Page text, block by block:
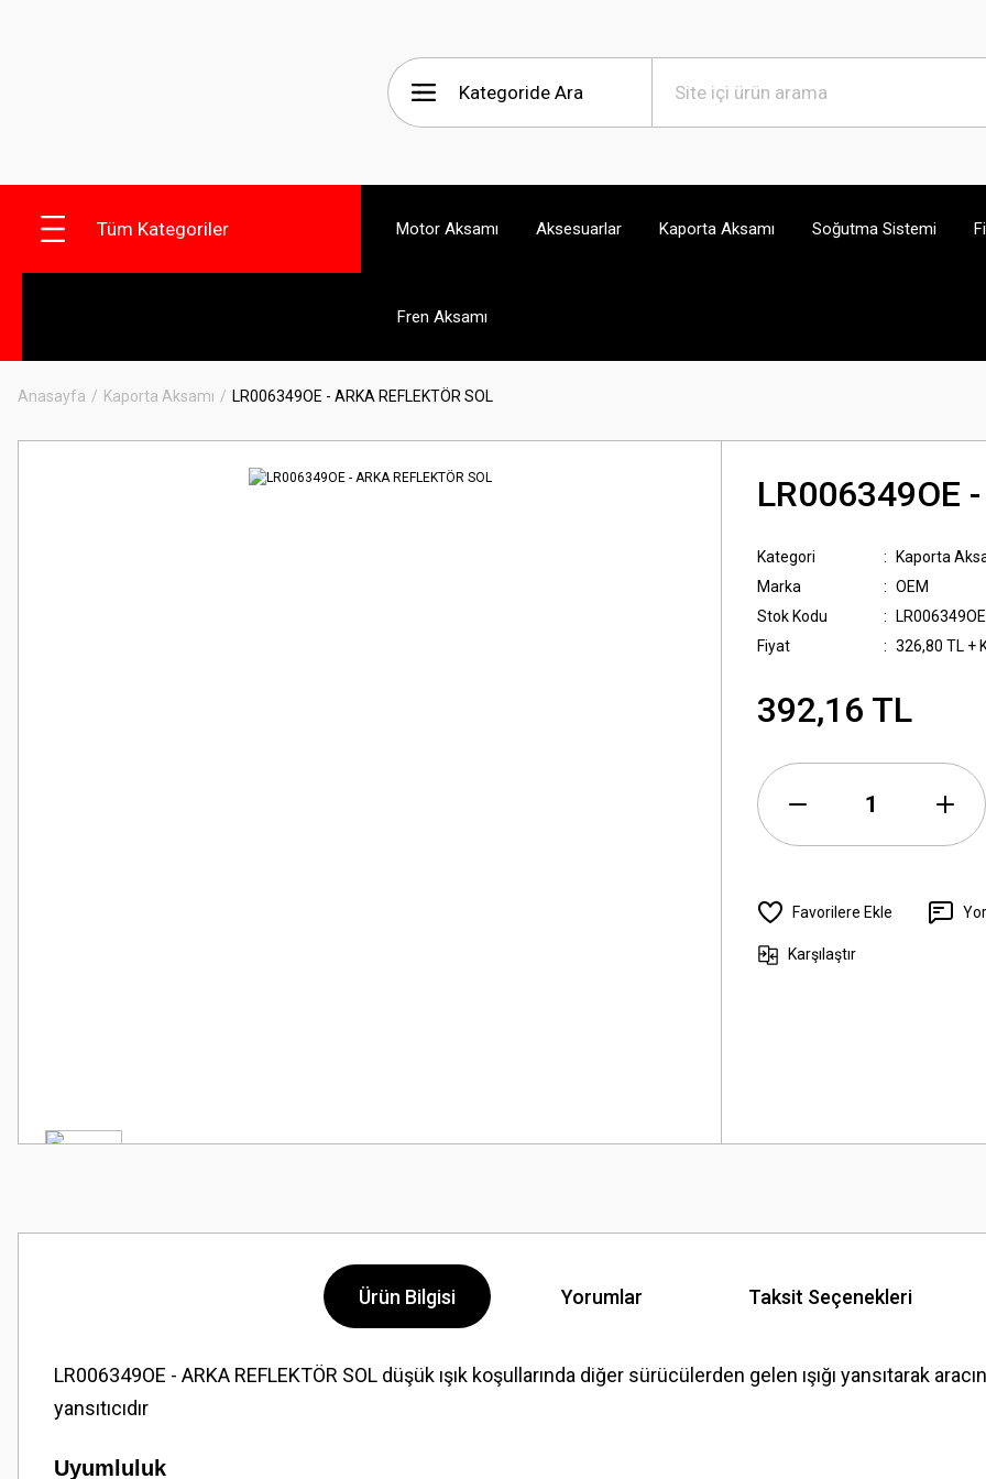
Tüm Kategoriler Motor Aksamı Aksesuarlar Kaporta Aksamı Soğutma Sistemi
Fren Aksamı
Anasayfa Kaporta Aksamı LR006349OE - ARKA REFLEKTÖR SOL
LR006349OE
Kategori
Kaporta
Marka
OEM
Stok Kodu
LR006349OE
Fiyat
326,80 TL +
392,16 TL
Karşılaştır
Ürün Bilgisi Yorumlar Taksit Seçenekleri
LR006349OE - ARKA REFLEKTÖR SOL düşük ışık koşullarında diğer sürücülerden gelen ışığı yansıtarak
yansıtıcıdır
Uyumluluk